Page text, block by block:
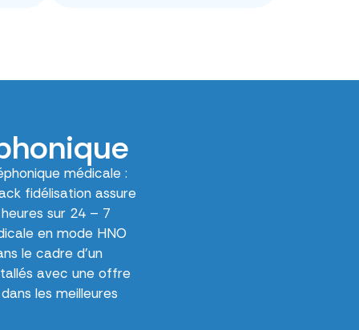
médicale :
fidélisation assure
sur 24 – 7
en mode HNO
le cadre d’un
avec une offre
les meilleures